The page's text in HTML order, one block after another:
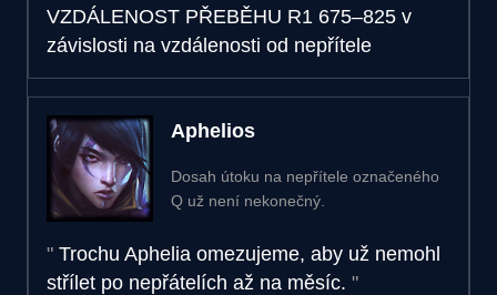
VZDÁLENOST PŘEBĚHU R1 675–825 v
závislosti na vzdálenosti od nepřítele
Aphelios
Dosah útoku na nepřítele označeného
Q už není nekonečný.
Trochu Aphelia omezujeme, aby už nemohl
střílet po nepřátelích až na měsíc.